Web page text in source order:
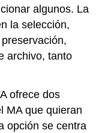
algunos. La
la selección,
archivo, tanto
ofrece dos
MA que quieran
opción se centra